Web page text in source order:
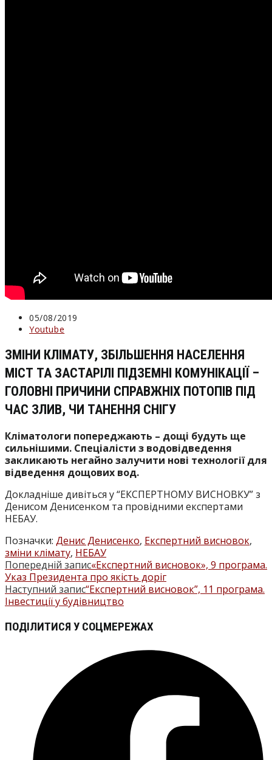
Запис
опубліковано:
05/08/2019
Категорія
Youtube
ЗМІНИ КЛІМАТУ, ЗБІЛЬШЕННЯ НАСЕЛЕННЯ
МІСТ ТА ЗАСТАРІЛІ ПІДЗЕМНІ КОМУНІКАЦІЇ –
ГОЛОВНІ ПРИЧИНИ СПРАВЖНІХ ПОТОПІВ ПІД
ЧАС ЗЛИВ, ЧИ ТАНЕННЯ СНІГУ
Кліматологи попереджають – дощі будуть ще
сильнішими. Спеціалісти з водовідведення
закликають негайно залучити нові технології для
відведення дощових вод.
Докладніше дивіться у “ЕКСПЕРТНОМУ ВИСНОВКУ” з
Денисом Денисенком та провідними експертами
НЕБАУ.
Позначки: Денис Денисенко, Експертний висновок,
зміни клімату, НЕБАУ
ПРОЧИТАТИ
БІЛЬШЕ
СТАТЕЙ
Попередній запис«Експертний висновок», 9 програма.
Указ Президента про якість доріг
Наступний запис“Експертний висновок”, 11 програма.
Інвестиції у будівництво
ПОДІЛИТИСЯ У СОЦМЕРЕЖАХ
ВМІСТОМ